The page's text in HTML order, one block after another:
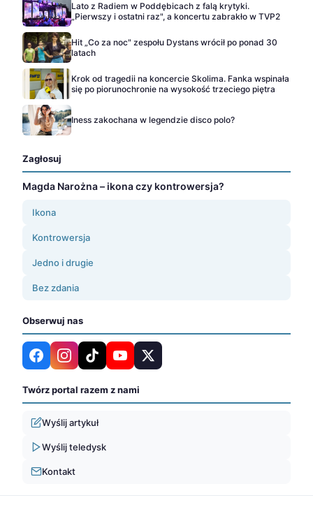
Lato z Radiem w Poddębicach z falą krytyki.
„Pierwszy i ostatni raz", a koncertu zabrakło w TVP2
Hit „Co za noc" zespołu Dystans wrócił po ponad 30
latach
Krok od tragedii na koncercie Skolima. Fanka wspinała
się po piorunochronie na wysokość trzeciego piętra
Iness zakochana w legendzie disco polo?
Zagłosuj
Magda Narożna – ikona czy kontrowersja?
Ikona
Kontrowersja
Jedno i drugie
Bez zdania
Obserwuj nas
Twórz portal razem z nami
Wyślij artykuł
Wyślij teledysk
Kontakt